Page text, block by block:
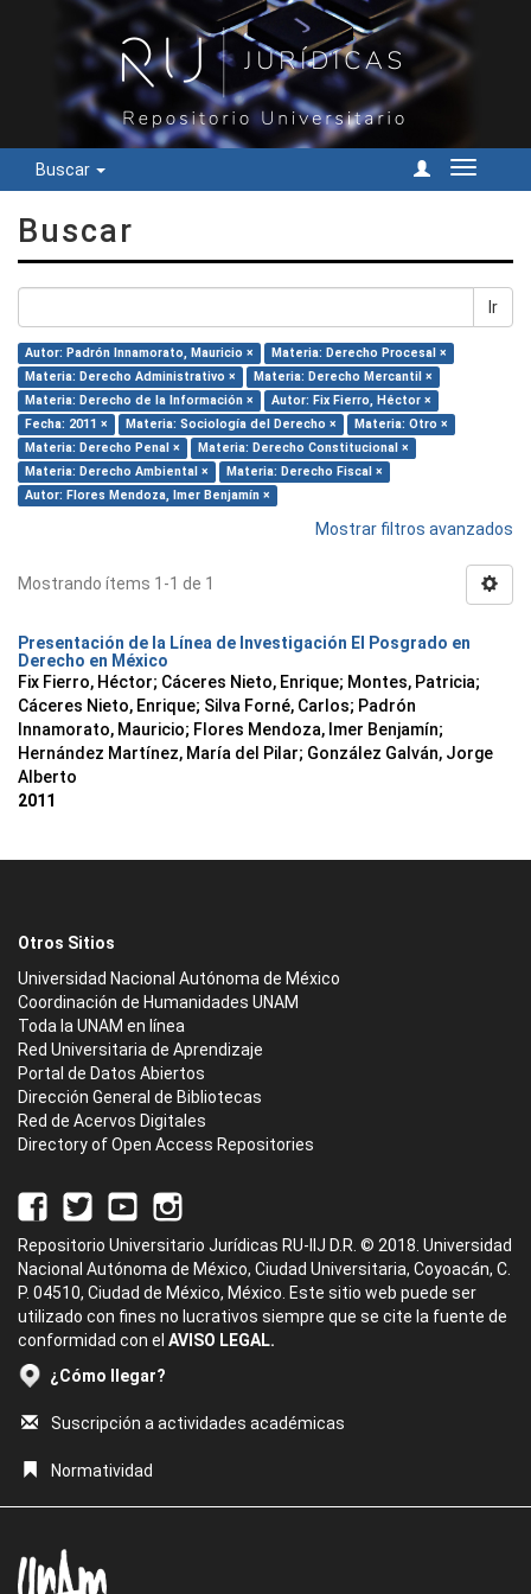
Buscar
Cambiar
Buscar
Ir
Autor: Padrón Innamorato, Mauricio ×
Materia: Derecho Procesal ×
Materia: Derecho Administrativo ×
Materia: Derecho Mercantil ×
Materia: Derecho de la Información ×
Autor: Fix Fierro, Héctor ×
Fecha: 2011 ×
Materia: Sociología del Derecho ×
Materia: Otro ×
Materia: Derecho Penal ×
Materia: Derecho Constitucional ×
Materia: Derecho Ambiental ×
Materia: Derecho Fiscal ×
Autor: Flores Mendoza, Imer Benjamín ×
Mostrar filtros avanzados
Mostrando ítems 1-1 de 1
Presentación de la Línea de Investigación El Posgrado en
Derecho en México
Fix Fierro, Héctor; Cáceres Nieto, Enrique; Montes, Patricia;
Cáceres Nieto, Enrique; Silva Forné, Carlos; Padrón
Innamorato, Mauricio; Flores Mendoza, Imer Benjamín;
Hernández Martínez, María del Pilar; González Galván, Jorge
Alberto
2011
Otros Sitios
Universidad Nacional Autónoma de México
Coordinación de Humanidades UNAM
Toda la UNAM en línea
Red Universitaria de Aprendizaje
Portal de Datos Abiertos
Dirección General de Bibliotecas
Red de Acervos Digitales
Directory of Open Access Repositories
Repositorio Universitario Jurídicas RU-IIJ D.R. © 2018. Universidad
Nacional Autónoma de México, Ciudad Universitaria, Coyoacán, C.
P. 04510, Ciudad de México, México. Este sitio web puede ser
utilizado con fines no lucrativos siempre que se cite la fuente de
conformidad con el AVISO LEGAL.
¿Cómo llegar?
Suscripción a actividades académicas
Normatividad